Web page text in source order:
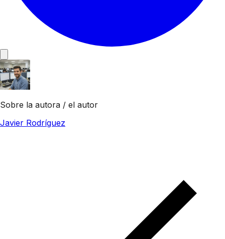
Sobre la autora / el autor
Javier Rodríguez